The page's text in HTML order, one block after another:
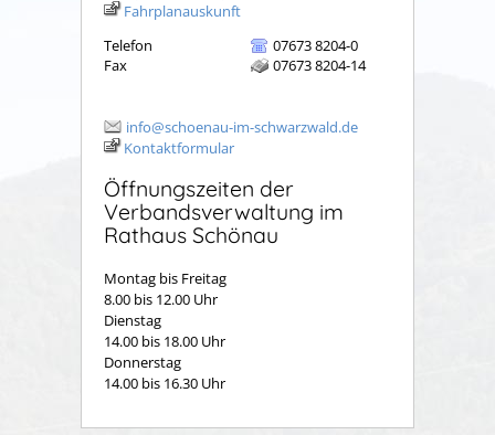
Fahrplanauskunft
Telefon
07673 8204-0
Fax
07673 8204-14
info@schoenau-im-schwarzwald.de
Kontaktformular
Öffnungszeiten der
Verbandsverwaltung im
Rathaus Schönau
Montag bis Freitag
8.00 bis 12.00 Uhr
Dienstag
14.00 bis 18.00 Uhr
Donnerstag
14.00 bis 16.30 Uhr